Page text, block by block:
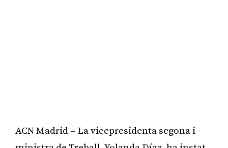
ACN Madrid – La vicepresidenta segona i